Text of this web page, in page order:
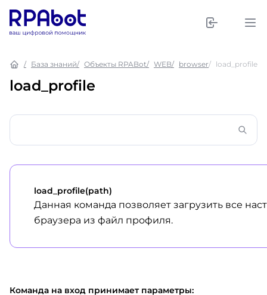
База знаний Объекты RPABot WEB browser load_profile
load_profile
load_profile(path)
Данная команда позволяет загрузить все
браузера из файл профиля.
Команда на вход принимает параметры: